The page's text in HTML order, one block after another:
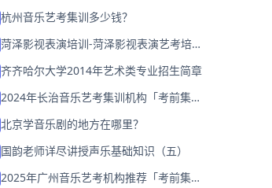
杭州音乐艺考集训多少钱？
菏泽影视表演培训-菏泽影视表演艺考培训
齐齐哈尔大学2014年艺术类专业招生简章
2024年长治音乐艺考集训机构「考前集训
北京学音乐剧的地方在哪里？
国韵老师详尽讲授声乐基础知识（五）
2025年广州音乐艺考机构推荐「考前集训